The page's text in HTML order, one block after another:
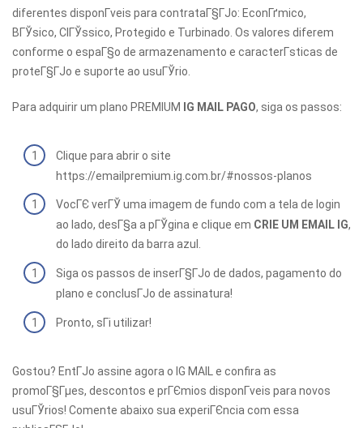
diferentes disponГ­veis para contrataГ§ГЈo: EconГґmico,
BГЎsico, ClГЎssico, Protegido e Turbinado. Os valores diferem
conforme o espaГ§o de armazenamento e caracterГ­sticas de
proteГ§ГЈo e suporte ao usuГЎrio.
Para adquirir um plano PREMIUM IG MAIL PAGO, siga os passos:
Clique para abrir o site
https://emailpremium.ig.com.br/#nossos-planos
VocГЄ verГЎ uma imagem de fundo com a tela de login
ao lado, desГ§a a pГЎgina e clique em CRIE UM EMAIL IG,
do lado direito da barra azul.
Siga os passos de inserГ§ГЈo de dados, pagamento do
plano e conclusГЈo de assinatura!
Pronto, sГі utilizar!
Gostou? EntГЈo assine agora o IG MAIL e confira as
promoГ§Гµes, descontos e prГЄmios disponГ­veis para novos
usuГЎrios! Comente abaixo sua experiГЄncia com essa